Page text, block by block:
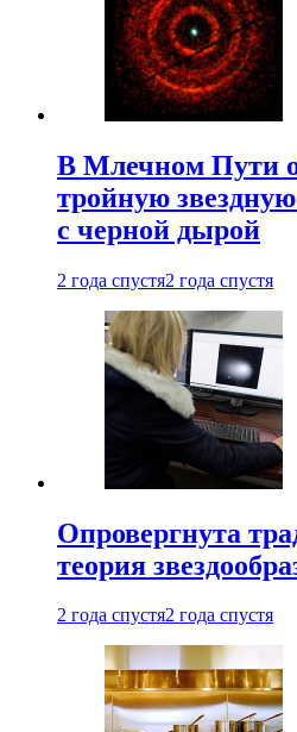
В Млечном Пути
тройную
с черной дырой
2 года спустя2 года спустя
Опровергнута
теория
2 года спустя2 года спустя